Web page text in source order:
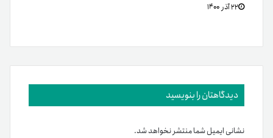
۲۲ آذر ۱۴۰۰
دیدگاهتان را بنویسید
نشانی ایمیل شما منتشر نخواهد شد.